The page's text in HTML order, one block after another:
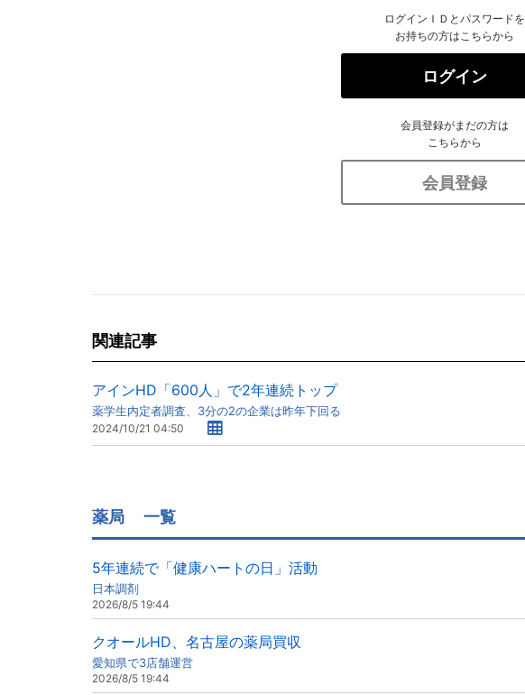
ログインＩＤとパスワードを
お持ちの方はこちらから
ログイン
会員登録がまだの方は
こちらから
会員登録
関連記事
アインHD「600人」で2年連続トップ
薬学生内定者調査、3分の2の企業は昨年下回る
2024/10/21 04:50
薬局 一覧
5年連続で「健康ハートの日」活動
日本調剤
2026/8/5 19:44
クオールHD、名古屋の薬局買収
愛知県で3店舗運営
2026/8/5 19:44